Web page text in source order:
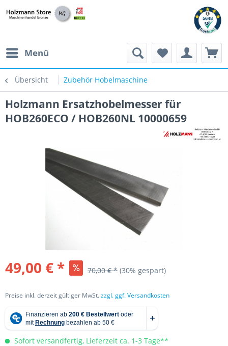
Menü
Übersicht Zubehör Hobelmaschine
Holzmann Ersatzhobelmesser für
HOB260ECO / HOB260NL 10000659
49,00 € * 70,00 € * (30% gespart)
Preise inkl. derzeit gültiger MwSt.zzgl. ggf. Versandkosten
Sofort versandfertig, Lieferzeit ca. 1-3 Tage**